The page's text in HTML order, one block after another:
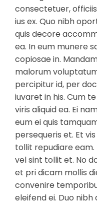
consectetuer,
ius ex. Quo nibh
quis decore
ea. In eum munere
copiosae in.
malorum
percipitur id, per
iuvaret in his. Cum
viris aliquid ea. Ei
eum ei quis
persequeris et. Et
tollit repudiare
vel sint tollit et. No
et pri dicam mollis
convenire
eleifend ei. Duo nibh